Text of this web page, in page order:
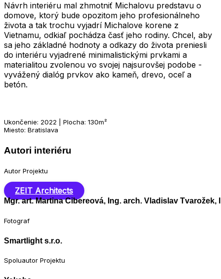
Návrh interiéru mal zhmotniť Michalovu predstavu o
domove, ktorý bude opozitom jeho profesionálneho
života a tak trochu vyjadrí Michalove korene z
Vietnamu, odkiaľ pochádza časť jeho rodiny. Chcel, aby
sa jeho základné hodnoty a odkazy do života preniesli
do interiéru vyjadrené minimalistickými prvkami a
materialitou zvolenou vo svojej najsurovšej podobe -
vyvážený dialóg prvkov ako kameň, drevo, oceľ a
betón.
Ukončenie: 2022 | Plocha: 130m²
Miesto: Bratislava
Autori interiéru
Autor Projektu
ZEIT Architects
Mgr. art. Martina Cibereová, Ing. arch. Vladislav Tvarožek,
Fotograf
Smartlight s.r.o.
Spoluautor Projektu